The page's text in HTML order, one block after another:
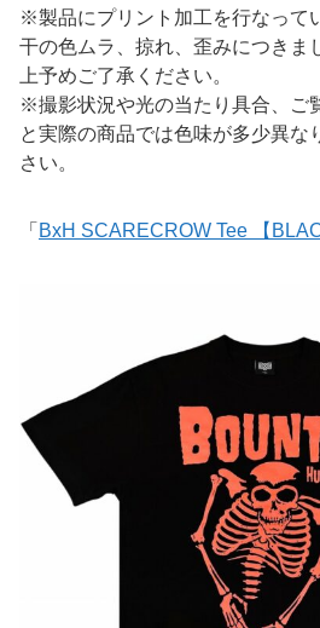
※製品にプリント加工を行なって
干の色ムラ、掠れ、歪みにつきま
上予めご了承ください。
※撮影状況や光の当たり具合、ご
と実際の商品では色味が多少異な
さい。
「 BxH SCARECROW Tee 【